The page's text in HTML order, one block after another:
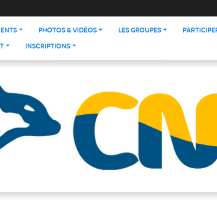
PHOTOS & VIDÉOS LES GROUPES
INSCRIPTIONS